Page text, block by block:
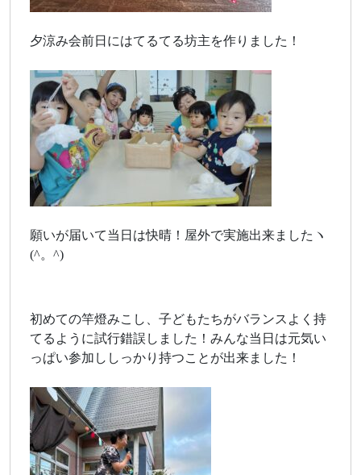
夕涼み会前日にはてるてる坊主を作りました！
願いが届いて当日は快晴！屋外で実施出来ましたヽ
(^。^)
初めての竿燈みこし、子どもたちがバランスよく持
てるように試行錯誤しました！みんな当日は元気い
っぱい参加ししっかり持つことが出来ました！